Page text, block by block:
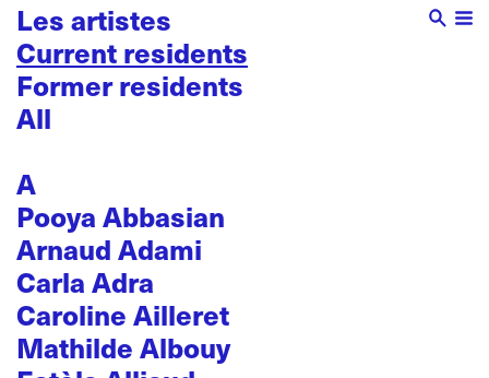
Les artistes
Current residents
Former residents
All
A
Pooya Abbasian
Arnaud Adami
Carla Adra
Caroline Ailleret
Mathilde Albouy